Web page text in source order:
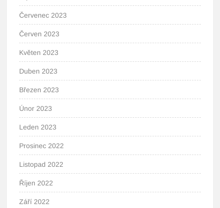
Červenec 2023
Červen 2023
Květen 2023
Duben 2023
Březen 2023
Únor 2023
Leden 2023
Prosinec 2022
Listopad 2022
Říjen 2022
Září 2022